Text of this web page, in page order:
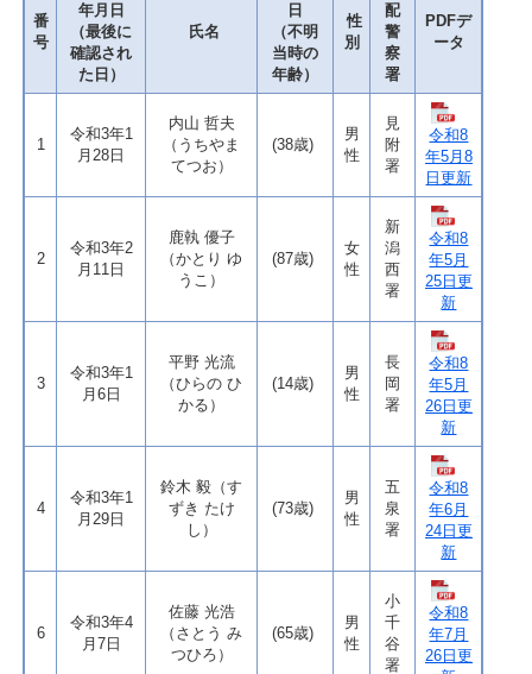
番
号
年月日
（最後に
確認され
た日）
氏名
日
（不明
当時の
年齢）
性
別
配
警
察
署
PDFデ
ータ
1
令和3年1
月28日
内山 哲夫
（うちやま
てつお）
(38歳)
男
性
見
附
署
令和8
年5月8
日更新
2
令和3年2
月11日
鹿執 優子
（かとり ゆ
うこ）
(87歳)
女
性
新
潟
西
署
令和8
年5月
25日更
新
3
令和3年1
月6日
平野 光流
（ひらの ひ
かる）
(14歳)
男
性
長
岡
署
令和8
年5月
26日更
新
4
令和3年1
月29日
鈴木 毅（す
ずき たけ
し）
(73歳)
男
性
五
泉
署
令和8
年6月
24日更
新
6
令和3年4
月7日
佐藤 光浩
（さとう み
つひろ）
(65歳)
男
性
小
千
谷
署
令和8
年7月
26日更